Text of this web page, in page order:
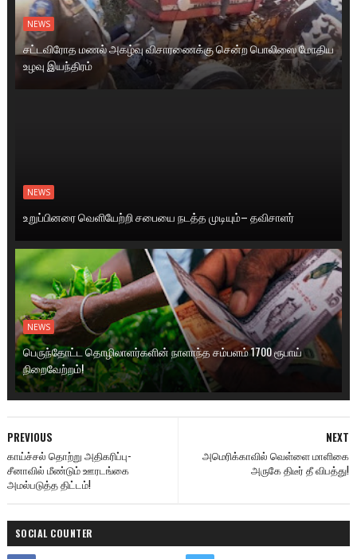
NEWS
சட்டவிரோத மணல் அகழ்வு விசாரணைக்கு சென்ற பொலிஸை மோதிய
உழவு இயந்திரம்
NEWS
உறுப்பினரை வெளியேற்றி சபையை நடத்த முடியும்– தவிசாளர்
NEWS
பெருந்தோட்ட தொழிலாளர்களின் நாளாந்த சம்பளம் 1700 ரூபாய்
நிறைவேற்றம்!
NEXT
அமெரிக்காவில் வெள்ளை மாளிகை
அருகே திடீர் தீ விபத்து!
PREVIOUS
காய்ச்சல் தொற்று அதிகரிப்பு-
சீனாவில் மீண்டும் ஊரடங்கை
அமல்படுத்த திட்டம்!
SOCIAL COUNTER